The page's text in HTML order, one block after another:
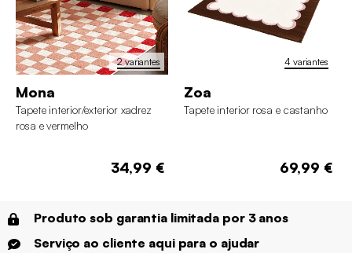
2 variantes
Mona
Tapete interior/exterior xadrez
rosa e vermelho
34,99 €
4 variantes
Zoa
Tapete interior rosa e castanho
69,99 €
Produto sob garantia limitada por 3 anos
Serviço ao cliente aqui para o ajudar